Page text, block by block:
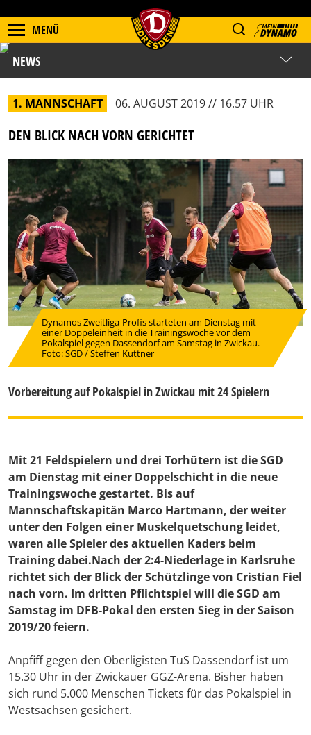
MENÜ
NEWS
1. MANNSCHAFT 06. AUGUST 2019 // 16.57 UHR
DEN BLICK NACH VORN GERICHTET
Dynamos Zweitliga-Profis starteten am Dienstag mit
einer Doppeleinheit in die Trainingswoche vor dem
Pokalspiel gegen Dassendorf am Samstag in Zwickau. |
Foto: SGD / Steffen Kuttner
Vorbereitung auf Pokalspiel in Zwickau mit 24 Spielern
Mit 21 Feldspielern und drei Torhütern ist die SGD
am Dienstag mit einer Doppelschicht in die neue
Trainingswoche gestartet. Bis auf
Mannschaftskapitän Marco Hartmann, der weiter
unter den Folgen einer Muskelquetschung leidet,
waren alle Spieler des aktuellen Kaders beim
Training dabei.Nach der 2:4-Niederlage in Karlsruhe
richtet sich der Blick der Schützlinge von Cristian Fiel
nach vorn. Im dritten Pflichtspiel will die SGD am
Samstag im DFB-Pokal den ersten Sieg in der Saison
2019/20 feiern.
Anpfiff gegen den Oberligisten TuS Dassendorf ist um
15.30 Uhr in der Zwickauer GGZ-Arena. Bisher haben
sich rund 5.000 Menschen Tickets für das Pokalspiel in
Westsachsen gesichert.